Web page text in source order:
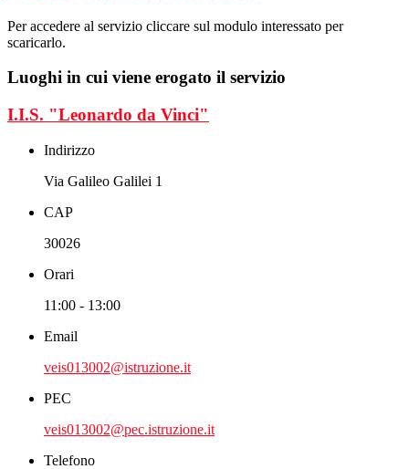
Per accedere al servizio cliccare sul modulo interessato per
scaricarlo.
Luoghi in cui viene erogato il servizio
I.I.S. "Leonardo da Vinci"
Indirizzo
Via Galileo Galilei 1
CAP
30026
Orari
11:00 - 13:00
Email
veis013002@istruzione.it
PEC
veis013002@pec.istruzione.it
Telefono